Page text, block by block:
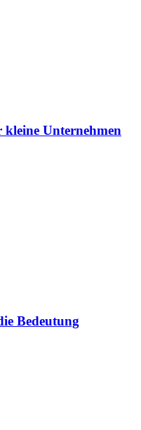
Unternehmen
Bedeutung